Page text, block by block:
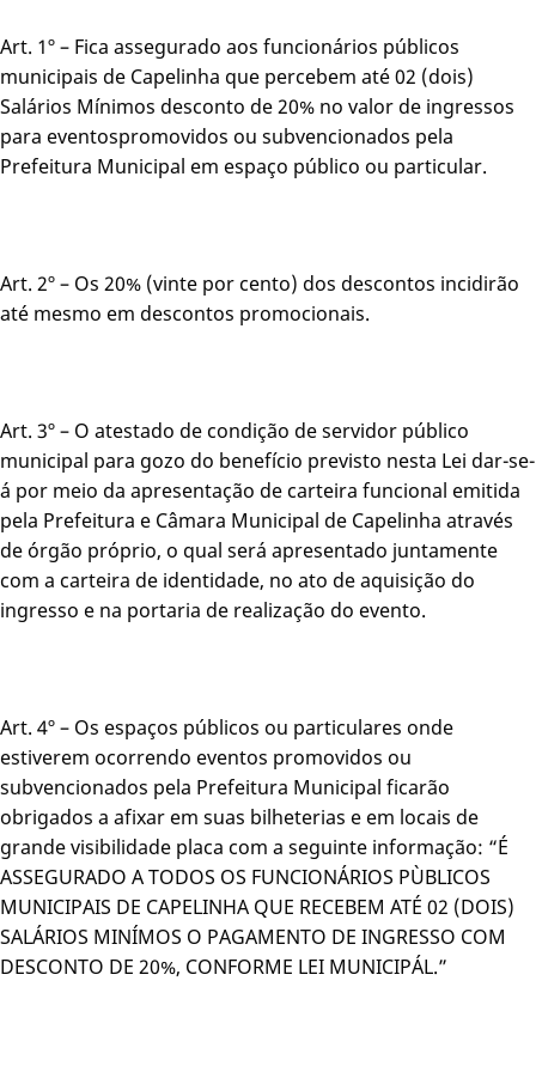
Art. 1º – Fica assegurado aos funcionários públicos
municipais de Capelinha que percebem até 02 (dois)
Salários Mínimos desconto de 20% no valor de ingressos
para eventospromovidos ou subvencionados pela
Prefeitura Municipal em espaço público ou particular.
Art. 2º – Os 20% (vinte por cento) dos descontos incidirão
até mesmo em descontos promocionais.
Art. 3º – O atestado de condição de servidor público
municipal para gozo do benefício previsto nesta Lei dar-se-
á por meio da apresentação de carteira funcional emitida
pela Prefeitura e Câmara Municipal de Capelinha através
de órgão próprio, o qual será apresentado juntamente
com a carteira de identidade, no ato de aquisição do
ingresso e na portaria de realização do evento.
Art. 4º – Os espaços públicos ou particulares onde
estiverem ocorrendo eventos promovidos ou
subvencionados pela Prefeitura Municipal ficarão
obrigados a afixar em suas bilheterias e em locais de
grande visibilidade placa com a seguinte informação: “É
ASSEGURADO A TODOS OS FUNCIONÁRIOS PÙBLICOS
MUNICIPAIS DE CAPELINHA QUE RECEBEM ATÉ 02 (DOIS)
SALÁRIOS MINÍMOS O PAGAMENTO DE INGRESSO COM
DESCONTO DE 20%, CONFORME LEI MUNICIPÁL.”